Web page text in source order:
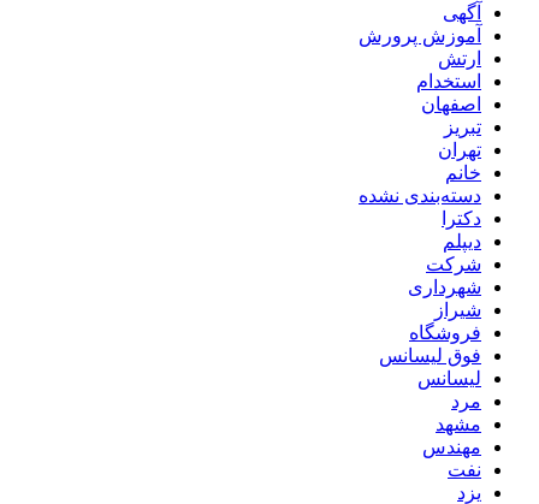
آگهی
آموزش پرورش
ارتش
استخدام
اصفهان
تبریز
تهران
خانم
دسته‌بندی نشده
دکترا
دیپلم
شرکت
شهرداری
شیراز
فروشگاه
فوق لیسانس
لیسانس
مرد
مشهد
مهندس
نفت
یزد